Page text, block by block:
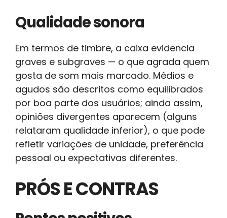
Qualidade sonora
Em termos de timbre, a caixa evidencia
graves e subgraves — o que agrada quem
gosta de som mais marcado. Médios e
agudos são descritos como equilibrados
por boa parte dos usuários; ainda assim,
opiniões divergentes aparecem (alguns
relataram qualidade inferior), o que pode
refletir variações de unidade, preferência
pessoal ou expectativas diferentes.
PRÓS E CONTRAS